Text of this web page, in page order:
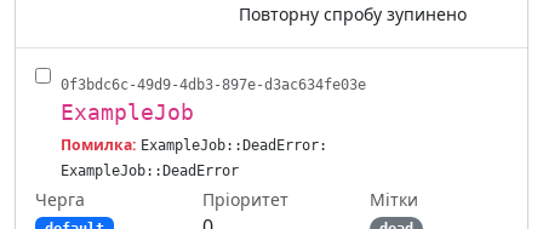
Повторну спробу зупинено
0f3bdc6c-49d9-4db3-897e-d3ac634fe03e
ExampleJob
Помилка: ExampleJob::DeadError:
ExampleJob::DeadError
Черга Пріоритет Мітки